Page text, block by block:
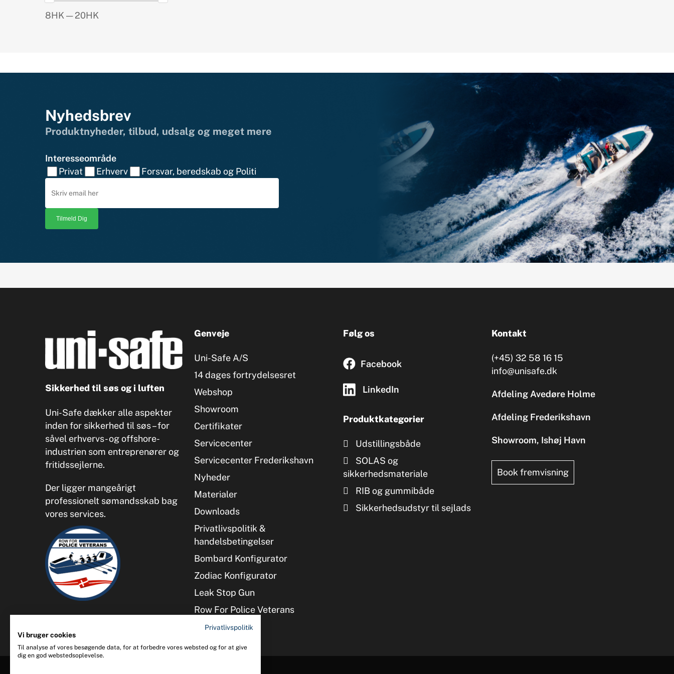
8HK — 20HK
Nyhedsbrev
Produktnyheder, tilbud, udsalg og meget mere
Interesseområde
Privat
Erhverv Forsvar, beredskab og Politi
Sikkerhed til søs og i luften
Uni-Safe dækker alle aspekter
inden for sikkerhed til søs – for
såvel erhvervs- og offshore-
industrien som entreprenører og
fritidssejlerne.
Der ligger mangeårigt
professionelt sømandsskab bag
vores services.
Genveje
Uni-Safe A/S
14 dages fortrydelsesret
Webshop
Showroom
Certifikater
Servicecenter
Servicecenter Frederikshavn
Nyheder
Materialer
Downloads
Privatlivspolitik &
handelsbetingelser
Bombard Konfigurator
Zodiac Konfigurator
Leak Stop Gun
Row For Police Veterans
Følg os
Facebook
LinkedIn
Produktkategorier
Udstillingsbåde
SOLAS og
sikkerhedsmateriale
RIB og gummibåde
Sikkerhedsudstyr til sejlads
Kontakt
(+45) 32 58 16 15
info@unisafe.dk
Afdeling Avedøre Holme
Afdeling Frederikshavn
Showroom, Ishøj Havn
Book fremvisning
Privatlivspolitik
Vi bruger cookies
Til analyse af vores besøgende data, for at forbedre vores websted og for at give
dig en god webstedsoplevelse.